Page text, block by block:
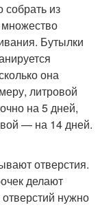
из
Бутылки
она
литровой
на 5 дней,
— на 14 дней.
отверстия.
делают
нужно